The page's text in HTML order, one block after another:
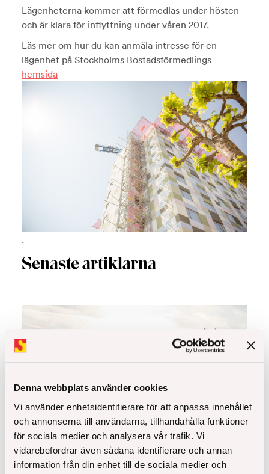
Denna webbplats använder cookies
Vi använder enhetsidentifierare för att anpassa innehållet
och annonserna till användarna, tillhandahålla funktioner
för sociala medier och analysera vår trafik. Vi
vidarebefordrar även sådana identifierare och annan
information från din enhet till de sociala medier och
Lägenheterna kommer att förmedlas under hösten
och är klara för inflyttning under våren 2017.
Läs mer om hur du kan anmäla intresse för en
lägenhet på Stockholms Bostadsförmedlings
hemsida
.
Senaste artiklarna